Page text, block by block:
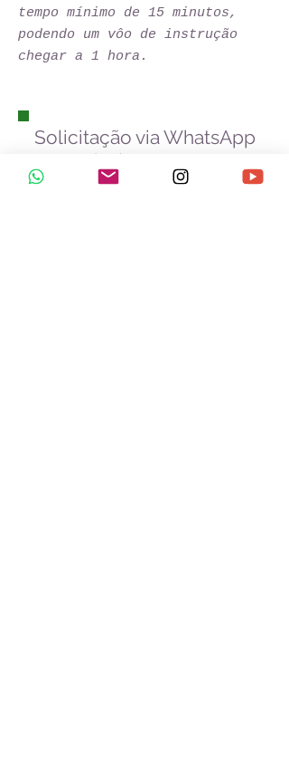
tempo mínimo de 15 minutos,
podendo um vôo de instrução
chegar a 1 hora.
Solicitação via WhatsApp
+55(88) 9 9911 3182
Eurismar Jr